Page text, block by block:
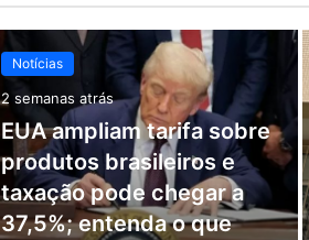
Notícias
2 semanas atrás
EUA ampliam tarifa sobre
produtos brasileiros e
taxação pode chegar a
37,5%; entenda o que